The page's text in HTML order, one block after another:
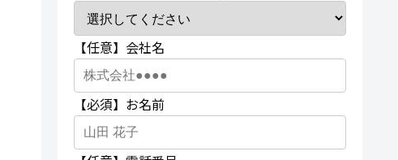
【任意】 会社名
【必須】 お名前